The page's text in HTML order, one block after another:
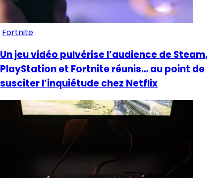
Fortnite
Un jeu vidéo pulvérise l’audience de Steam,
PlayStation et Fortnite réunis… au point de
susciter l’inquiétude chez Netflix